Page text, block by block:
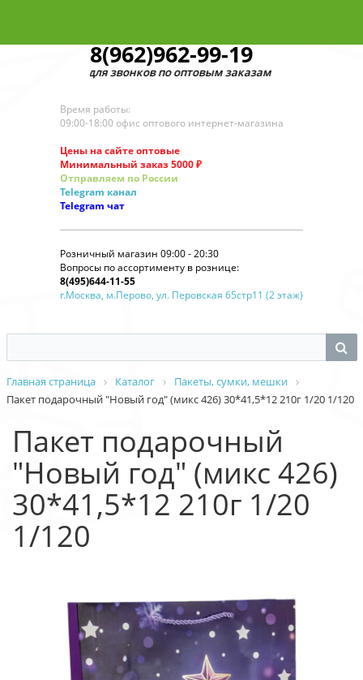
8(962)962-99-19
для звонков по оптовым заказам
Время работы:
09:00-18:00 офис оптового интернет-магазина
Цены на сайте оптовые
Минимальный заказ 5000 ₽
Отправляем по России
Telegram канал
Telegram чат
Розничный магазин 09:00 - 20:30
Вопросы по ассортименту в рознице:
8(495)644-11-55
г.Москва, м.Перово, ул. Перовская 65стр11 (2 этаж)
Главная страница Каталог
Пакеты, сумки, мешки
Пакет подарочный "Новый год" (микс 426) 30*41,5*12 210г 1/20 1/120
Пакет подарочный
"Новый год" (микс 426)
30*41,5*12 210г 1/20
1/120